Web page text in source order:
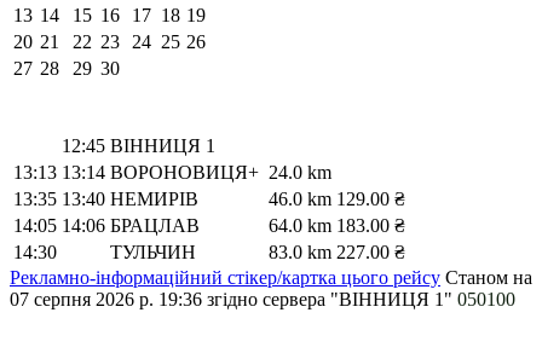
13 14 15 16 17 18 19
20 21 22 23 24 25 26
27 28 29 30
12:45 ВІННИЦЯ 1
13:13 13:14 ВОРОНОВИЦЯ+ 24.0 km
13:35 13:40 НЕМИРІВ 46.0 km 129.00 ₴
14:05 14:06 БРАЦЛАВ 64.0 km 183.00 ₴
14:30
ТУЛЬЧИН 83.0 km 227.00 ₴
Рекламно-інформаційний стікер/картка цього рейсу Станом на
07 серпня 2026 р. 19:36 згідно сервера "ВІННИЦЯ 1" 050100